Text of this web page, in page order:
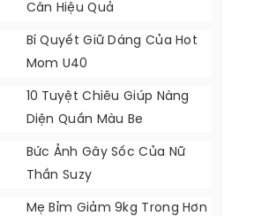
Cân Hiệu Quả
Bí Quyết Giữ Dáng Của Hot
Mom U40
10 Tuyệt Chiêu Giúp Nàng
Diện Quần Màu Be
Bức Ảnh Gây Sốc Của Nữ
Thần Suzy
Mẹ Bỉm Giảm 9kg Trong Hơn